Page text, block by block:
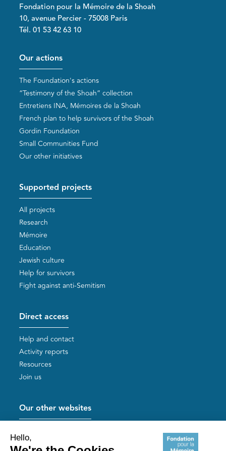
Fondation pour la Mémoire de la Shoah
10, avenue Percier - 75008 Paris
Tél. 01 53 42 63 10
Pied de page
Our actions
The Foundation's actions
“Testimony of the Shoah” collection
Entretiens INA, Mémoires de la Shoah
French plan to help survivors of the Shoah
Gordin Foundation
Small Communities Fund
Our other initiatives
Supported projects
All projects
Research
Mémoire
Education
Jewish culture
Help for survivors
Fight against anti-Semitism
Direct access
Help and contact
Activity reports
Resources
Join us
Our other websites
Mémoires vives